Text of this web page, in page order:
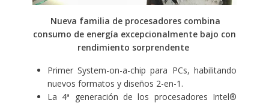
Nueva familia de procesadores combina
consumo de energía excepcionalmente bajo con
rendimiento sorprendente
Primer System-on-a-chip para PCs, habilitando
nuevos formatos y diseños 2-en-1.
La 4ª generación de los procesadores Intel®